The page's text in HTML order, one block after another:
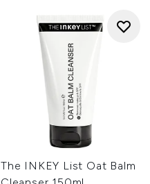
The INKEY List Oat Balm